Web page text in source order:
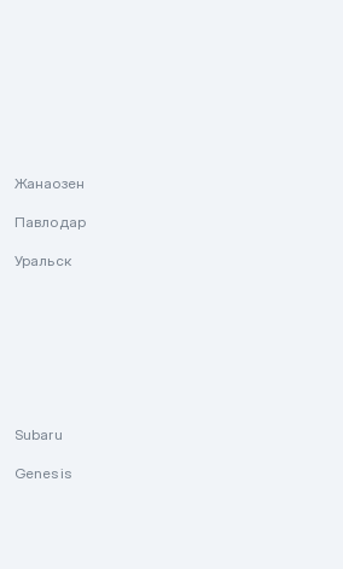
Жанаозен
Павлодар
Уральск
Subaru
Genesis